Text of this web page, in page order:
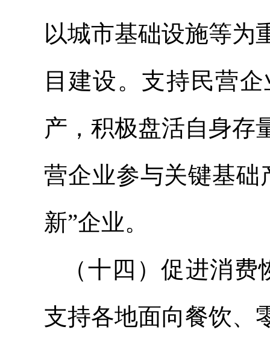
以城市基础设施等为
目建设。支持民营
产，积极盘活自身存
营企业参与关键基础
新”企业。
（十四）促进消
支持各地面向餐饮、